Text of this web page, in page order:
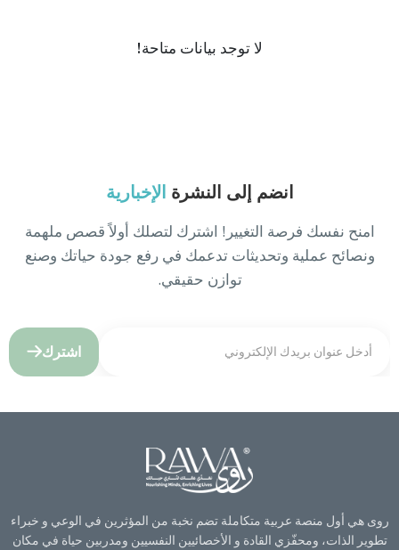
لا توجد بيانات متاحة!
انضم إلى النشرة الإخبارية
امنح نفسك فرصة التغيير! اشترك لتصلك أولاً قصص ملهمة
ونصائح عملية وتحديثات تدعمك في رفع جودة حياتك وصنع
توازن حقيقي.
اشترك
روى هي أول منصة عربية متكاملة تضم نخبة من المؤثرين في الوعي و خبراء
تطوير الذات، ومحفّزي القادة و الأخصائيين النفسيين ومدربين حياة في مكان